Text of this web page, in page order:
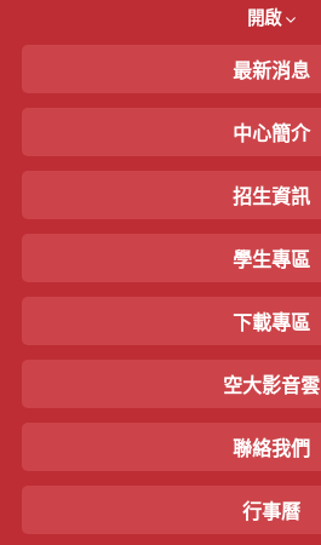
開啟
最新消息
中心簡介
招生資訊
學生專區
下載專區
空大影音雲
聯絡我們
行事曆